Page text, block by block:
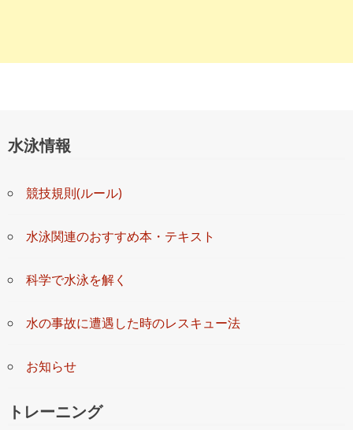
水泳情報
競技規則(ルール)
水泳関連のおすすめ本・テキスト
科学で水泳を解く
水の事故に遭遇した時のレスキュー法
お知らせ
トレーニング